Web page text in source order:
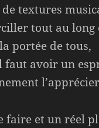
textures
tout au long
portée de tous,
faut avoir un
faire et un réel